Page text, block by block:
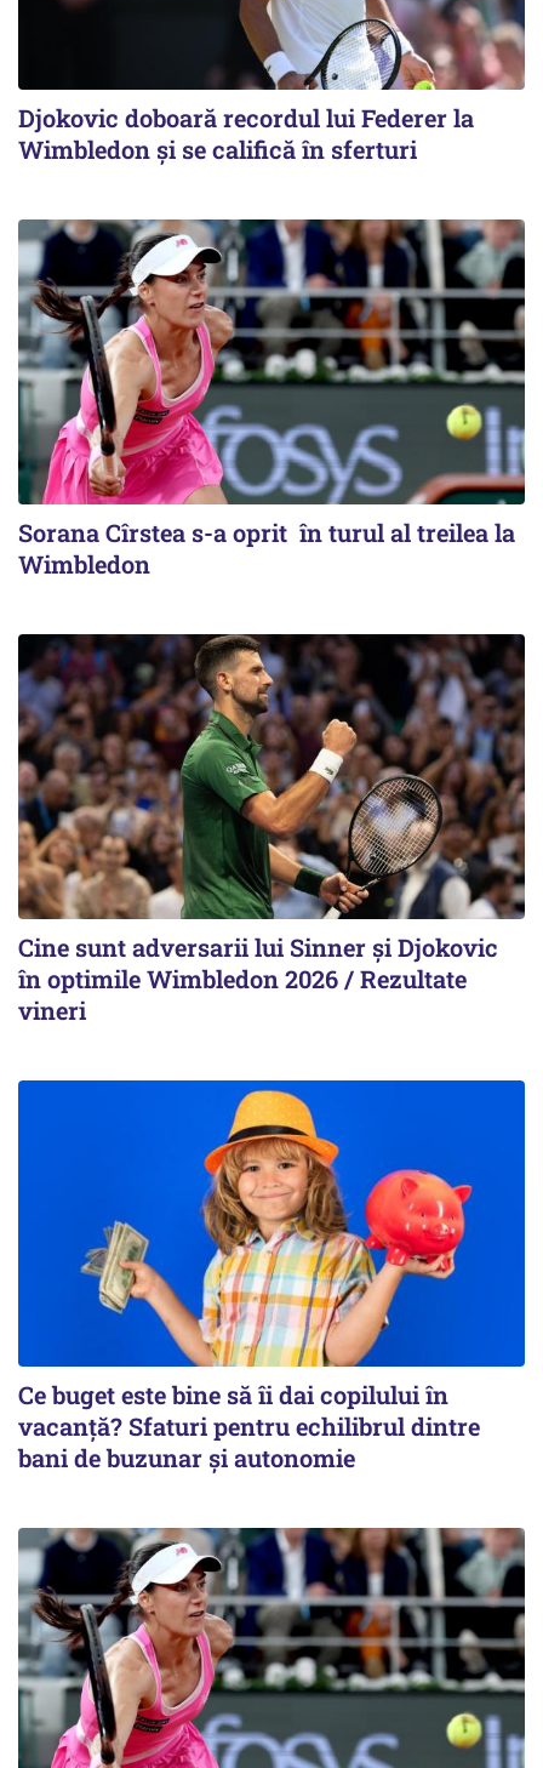
Djokovic doboară recordul lui Federer la
Wimbledon și se califică în sferturi
Sorana Cîrstea s-a oprit în turul al treilea la
Wimbledon
Cine sunt adversarii lui Sinner şi Djokovic
în optimile Wimbledon 2026 / Rezultate
vineri
Ce buget este bine să îi dai copilului în
vacanță? Sfaturi pentru echilibrul dintre
bani de buzunar și autonomie